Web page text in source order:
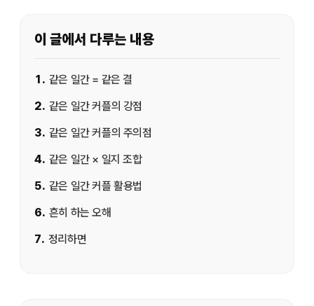
이 글에서 다루는 내용
1 . 같은 일간 = 같은 결
2. 같은 일간 커플의 강점
3. 같은 일간 커플의 주의점
4. 같은 일간 × 일지 조합
5. 같은 일간 커플 활용법
6. 흔히 하는 오해
7. 정리하면